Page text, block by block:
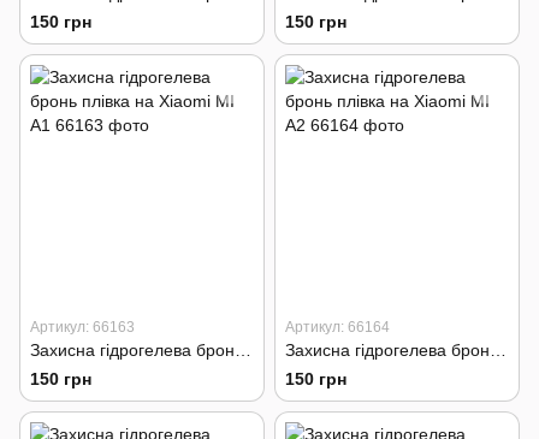
150 грн
150 грн
Артикул: 66163
150 грн
Артикул: 66164
150 грн